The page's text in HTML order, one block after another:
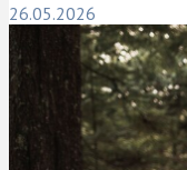
26.05.2026